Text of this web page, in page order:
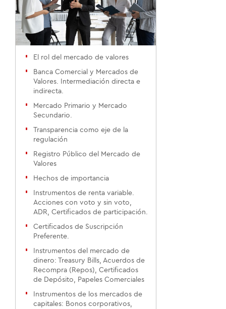
El rol del mercado de valores
Banca Comercial y Mercados de
Valores. Intermediación directa e
indirecta.
Mercado Primario y Mercado
Secundario.
Transparencia como eje de la
regulación
Registro Público del Mercado de
Valores
Hechos de importancia
Instrumentos de renta variable.
Acciones con voto y sin voto,
ADR, Certificados de participación.
Certificados de Suscripción
Preferente.
Instrumentos del mercado de
dinero: Treasury Bills, Acuerdos de
Recompra (Repos), Certificados
de Depósito, Papeles Comerciales
Instrumentos de los mercados de
capitales: Bonos corporativos,